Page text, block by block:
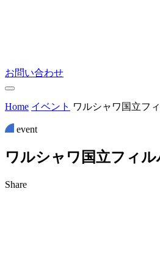
お問い合わせ
Home イベント ワルシャワ国立フ
event
ワルシャ ワ 国立フ ィル
Share